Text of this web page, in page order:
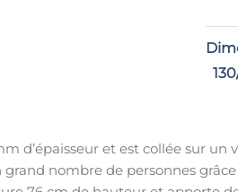
d’épaisseur et est collée sur un
nombre de personnes